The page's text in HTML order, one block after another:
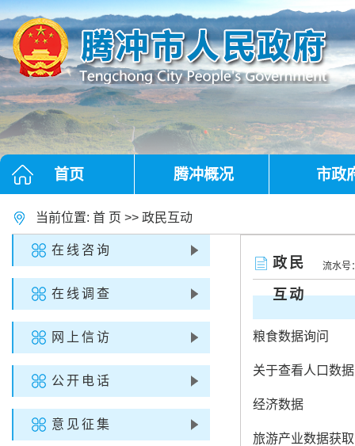
首页 腾冲概况 市政
当前位置: 首 页 >> 政民互动
流水号
政民
互动
粮食数据询问
关于查看人口数
经济数据
旅游产业数据获取
在线咨询
在线调查
网上信访
公开电话
意见征集